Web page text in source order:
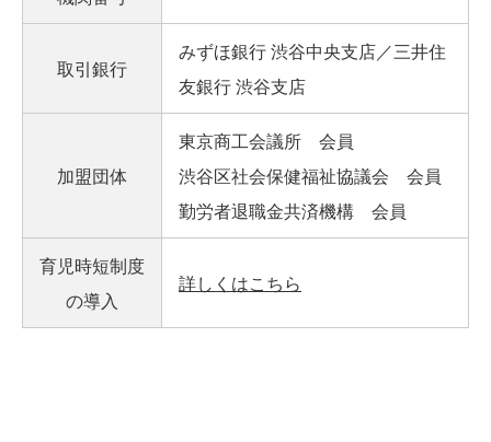
取引銀行
みずほ銀行 渋谷中央支店／三井住
友銀行 渋谷支店
加盟団体
東京商工会議所 会員
渋谷区社会保健福祉協議会 会員
勤労者退職金共済機構 会員
育児時短制度
の導入
詳しくはこちら